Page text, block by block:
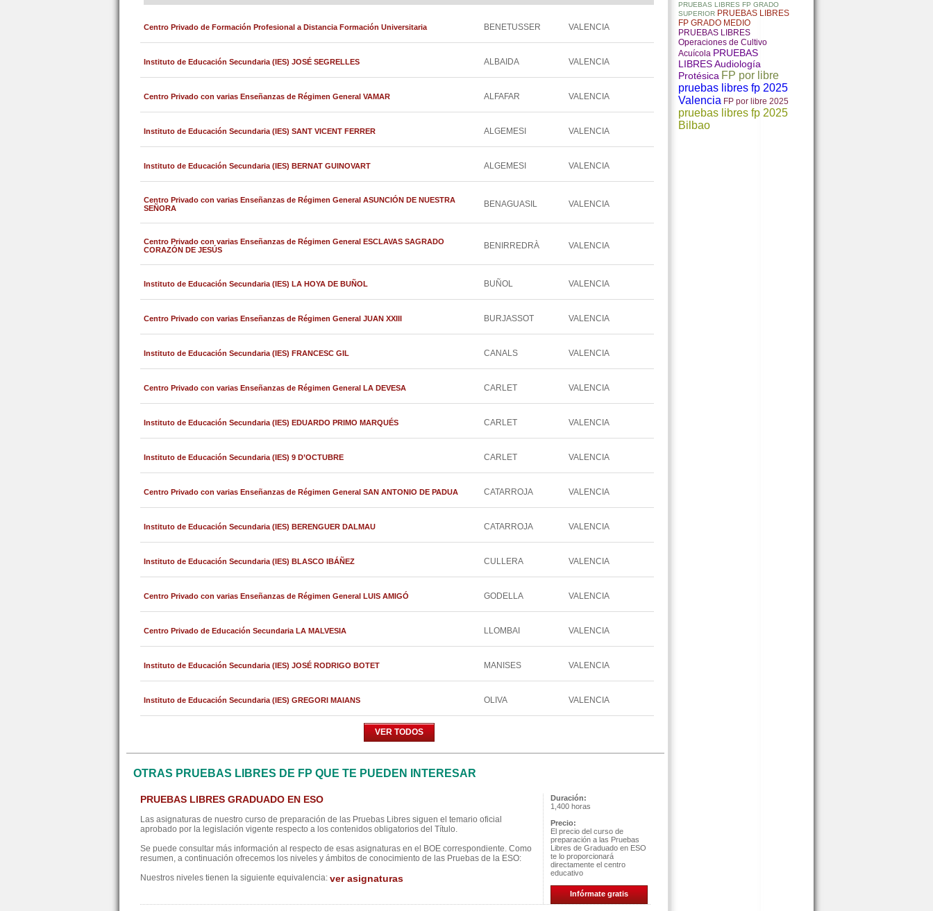
Centro Privado de Formación Profesional a Distancia Formación Universitaria BENETUSSER VALENCIA
Instituto de Educación Secundaria (IES) JOSÉ SEGRELLES ALBAIDA VALENCIA
Centro Privado con varias Enseñanzas de Régimen General VAMAR ALFAFAR VALENCIA
Instituto de Educación Secundaria (IES) SANT VICENT FERRER ALGEMESI VALENCIA
Instituto de Educación Secundaria (IES) BERNAT GUINOVART ALGEMESI VALENCIA
Centro Privado con varias Enseñanzas de Régimen General ASUNCIÓN DE NUESTRA
SEÑORA
BENAGUASIL VALENCIA
Centro Privado con varias Enseñanzas de Régimen General ESCLAVAS SAGRADO
CORAZÓN DE JESÚS
BENIRREDRÀ VALENCIA
Instituto de Educación Secundaria (IES) LA HOYA DE BUÑOL BUÑOL VALENCIA
Centro Privado con varias Enseñanzas de Régimen General JUAN XXIII BURJASSOT VALENCIA
Instituto de Educación Secundaria (IES) FRANCESC GIL CANALS VALENCIA
Centro Privado con varias Enseñanzas de Régimen General LA DEVESA CARLET VALENCIA
Instituto de Educación Secundaria (IES) EDUARDO PRIMO MARQUÉS CARLET VALENCIA
Instituto de Educación Secundaria (IES) 9 D’OCTUBRE CARLET VALENCIA
Centro Privado con varias Enseñanzas de Régimen General SAN ANTONIO DE PADUA CATARROJA VALENCIA
Instituto de Educación Secundaria (IES) BERENGUER DALMAU CATARROJA VALENCIA
Instituto de Educación Secundaria (IES) BLASCO IBÁÑEZ CULLERA VALENCIA
Centro Privado con varias Enseñanzas de Régimen General LUIS AMIGÓ GODELLA VALENCIA
Centro Privado de Educación Secundaria LA MALVESIA LLOMBAI VALENCIA
Instituto de Educación Secundaria (IES) JOSÉ RODRIGO BOTET MANISES VALENCIA
Instituto de Educación Secundaria (IES) GREGORI MAIANS OLIVA VALENCIA
VER TODOS
OTRAS PRUEBAS LIBRES DE FP QUE TE PUEDEN INTERESAR
PRUEBAS LIBRES GRADUADO EN ESO
Las asignaturas de nuestro curso de preparación de las Pruebas Libres siguen el temario oficial
aprobado por la legislación vigente respecto a los contenidos obligatorios del Título.
Se puede consultar más información al respecto de esas asignaturas en el BOE correspondiente. Como
resumen, a continuación ofrecemos los niveles y ámbitos de conocimiento de las Pruebas de la ESO:
Nuestros niveles tienen la siguiente equivalencia: ver asignaturas
Duración:
1,400 horas
Precio:
El precio del curso de
preparación a las Pruebas
Libres de Graduado en ESO
te lo proporcionará
directamente el centro
educativo
Infórmate gratis
PRUEBAS LIBRES FP GRADO
SUPERIOR PRUEBAS LIBRES
FP GRADO MEDIO
PRUEBAS LIBRES
Operaciones de Cultivo
Acuícola PRUEBAS
LIBRES Audiología
Protésica FP por libre
pruebas libres fp 2025
Valencia FP por libre 2025
pruebas libres fp 2025
Bilbao